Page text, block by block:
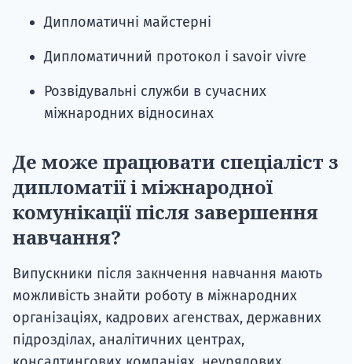
Дипломатичні майстерні
Дипломатичний протокол і savoir vivre
Розвідувальні служби в сучасних
міжнародних відносинах
Де може працювати спеціаліст з
дипломатії і міжнародної
комунікації після завершення
навчання?
Випускники після закнчення навчання мають
можливість знайти роботу в міжнародних
організаціях, кадрових агенствах, державних
підрозділах, аналітичних центрах,